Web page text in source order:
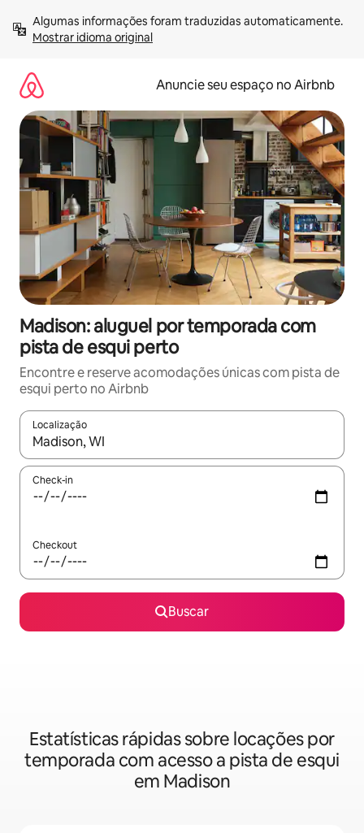
para
Mostrar idioma original
Anuncie seu espaço no Airbnb
Madison: aluguel por temporada com
pista de esqui perto
Encontre e reserve acomodações únicas com pista de
esqui perto no Airbnb
Localização
Quando os resultados estiverem disponíveis, explore-os
Check-in
Checkout
Buscar
Estatísticas rápidas sobre locações por
temporada com acesso a pista de esqui
em Madison